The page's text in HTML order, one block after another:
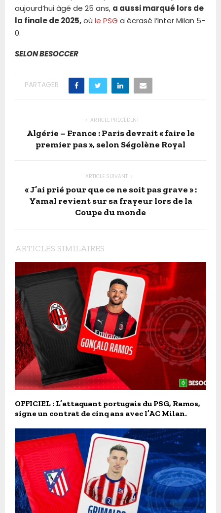
aujourd’hui âgé de 25 ans, a aussi marqué lors de
la finale de 2025,où le PSG a écrasé l’Inter Milan 5-
0.
SELON BESOCCER
PARTAGER
ARTICLE PRÉCÉDENT
Algérie – France : Paris devrait « faire le
premier pas », selon Ségolène Royal
ARTICLE SUIVANT
« J’ai prié pour que ce ne soit pas grave » :
Yamal revient sur sa frayeur lors de la
Coupe du monde
ARTICLES SIMILAIRES
OFFICIEL : L’attaquant portugais du PSG, Ramos,
signe un contrat de cinq ans avec l’AC Milan.